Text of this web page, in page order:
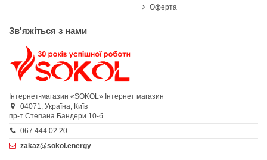
Оферта
Зв'яжіться з нами
Інтернет-магазин «SOKOL» Інтернет магазин
04071, Україна, Київ
пр-т Степана Бандери 10-б
067 444 02 20
zakaz@sokol.energy